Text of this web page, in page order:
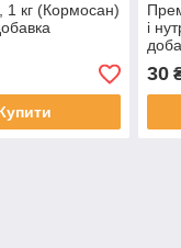
кг (Кормосан)
і
30